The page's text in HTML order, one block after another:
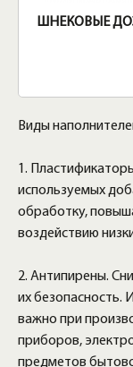
ШНЕКОВЫЕ
Виды
1.
используемых
обработку,
воздействию
2. Антипирены.
их безопасность.
важно при
приборов,
предметов